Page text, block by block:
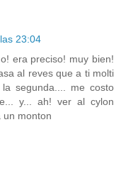
23:04
era preciso! muy bien!
al reves que a ti molti
segunda.... me costo
y... ah! ver al cylon
un monton